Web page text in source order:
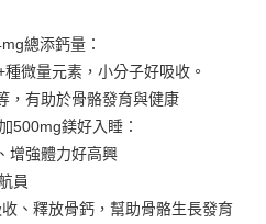
哥大用戶可立即使用無須另外申請。
單成立後會自動跳轉到大哥付的交易
的期數、繳款截止日，確認付款後即完
請依後續交易確認頁面所載為準。
易或遇審核未通過，訂單將自動取
表示未達大哥付你分期系統評分，恕無
付你分期」於每月結算日後寄送繳費提
才付款」的支付方式。 讓您購物簡單
、不需儲值。
，即可結帳。
付款。
總添鈣量：
微量元素，小分子好吸收。
，有助於骨骼發育與健康
500mg鎂好入睡：
增強體力好高興
員
、釋放骨鈣，幫助骨骼生長發育